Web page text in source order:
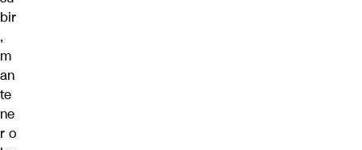
bir
,
m
an
te
ne
r o